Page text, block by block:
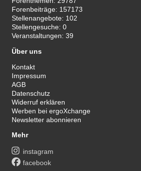
Forenbeiträge: 157173
Stellenangebote: 102
Stellengesuche:0
Veranstaltungen:39
Über uns
Kontakt
Impressum
AGB
Datenschutz
Widerruf erklären
Werben bei ergoXchange
Newsletter abonnieren
Mehr
instagram
facebook